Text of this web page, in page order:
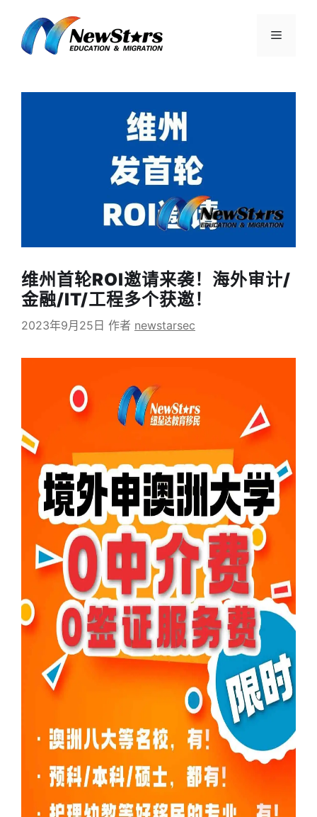
菜
维州首轮ROI邀请来袭！海外审计/
金融/IT/工程多个获邀！
2023年9月25日 作者 newstarsec